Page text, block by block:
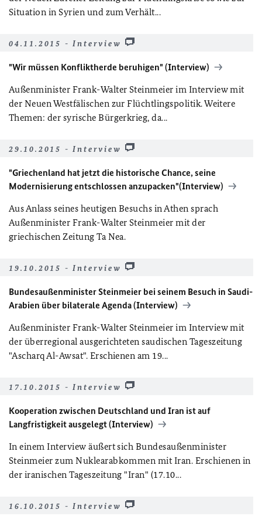
Situation in Syrien und zum Verhält...
04.11.2015 - Interview
"Wir müssen Konfliktherde beruhigen" (Interview)
Außenminister Frank-Walter Steinmeier im Interview mit
der Neuen Westfälischen zur Flüchtlingspolitik. Weitere
Themen: der syrische Bürgerkrieg, da...
29.10.2015 - Interview
"Griechenland hat jetzt die historische Chance, seine
Modernisierung entschlossen anzupacken"(Interview)
Aus Anlass seines heutigen Besuchs in Athen sprach
Außenminister Frank-Walter Steinmeier mit der
griechischen Zeitung Ta Nea.
19.10.2015 - Interview
Bundesaußenminister Steinmeier bei seinem Besuch in Saudi-
Arabien über bilaterale Agenda (Interview)
Außenminister Frank-Walter Steinmeier im Interview mit
der überregional ausgerichteten saudischen Tageszeitung
"Ascharq Al-Awsat". Erschienen am 19...
17.10.2015 - Interview
Kooperation zwischen Deutschland und Iran ist auf
Langfristigkeit ausgelegt (Interview)
In einem Interview äußert sich Bundesaußenminister
Steinmeier zum Nuklearabkommen mit Iran. Erschienen in
der iranischen Tageszeitung "Iran" (17.10...
16.10.2015 - Interview